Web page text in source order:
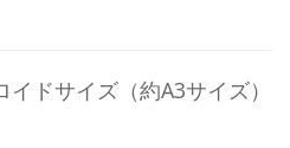
ドサイズ（約A3サイズ）